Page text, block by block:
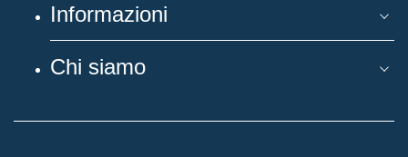
Informazioni
Chi siamo